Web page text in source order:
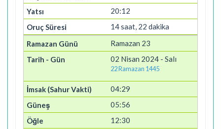
20:12
14 saat, 22 dakika
Ramazan 23
02 Nisan 2024 - Salı
22 Ramazan 1445
04:29
05:56
12:30